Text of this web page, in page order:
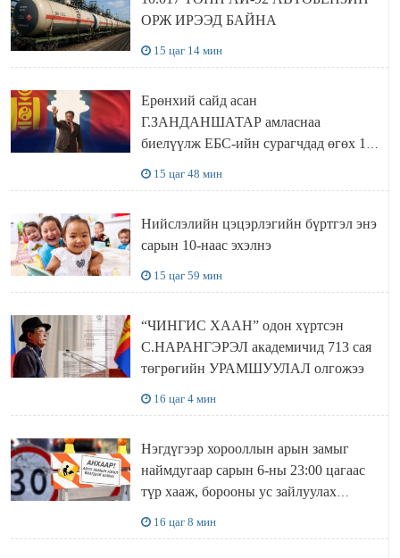
ОРЖ ИРЭЭД БАЙНА
15 цаг 14 мин
Ерөнхий сайд асан
Г.ЗАНДАНШАТАР амласнаа
биелүүлж ЕБС-ийн сурагчдад өгөх 10.
15 цаг 48 мин
Нийслэлийн цэцэрлэгийн бүртгэл энэ
сарын 10-наас эхэлнэ
15 цаг 59 мин
“ЧИНГИС ХААН” одон хүртсэн
С.НАРАНГЭРЭЛ академичид 713 сая
төгрөгийн УРАМШУУЛАЛ олгожээ
16 цаг 4 мин
Нэгдүгээр хорооллын арын замыг
наймдугаар сарын 6-ны 23:00 цагаас
түр хааж, борооны ус зайлуулах
16 цаг 8 мин